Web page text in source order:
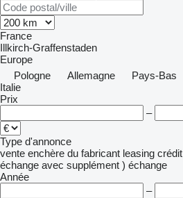
France
Illkirch-Graffenstaden
Europe
Pologne
Allemagne Pays-Bas
Italie
Prix
–
Type d'annonce
vente enchère du fabricant leasing crédit
échange avec supplément ) échange
Année
–